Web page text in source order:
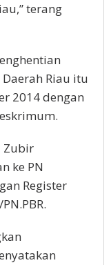
terang
Riau itu
2014 dengan
Zubir
ke PN
Register